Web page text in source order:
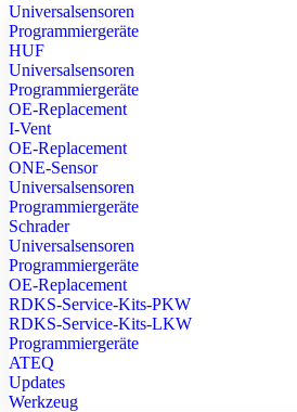
Universalsensoren
Programmiergeräte
HUF
Universalsensoren
Programmiergeräte
OE-Replacement
I-Vent
OE-Replacement
ONE-Sensor
Universalsensoren
Programmiergeräte
Schrader
Universalsensoren
Programmiergeräte
OE-Replacement
RDKS-Service-Kits-PKW
RDKS-Service-Kits-LKW
Programmiergeräte
ATEQ
Updates
Werkzeug